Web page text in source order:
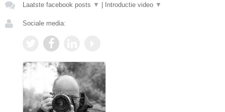
Laatste facebook posts ▼ Introductie video ▼
Sociale media: